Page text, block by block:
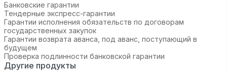
Банковские гарантии
Тендерные экспресс-гарантии
Гарантии исполнения обязательств по договорам
государственных закупок
Гарантии возврата аванса, под аванс, поступающий в
будущем
Проверка подлинности банковской гарантии
Другие продукты